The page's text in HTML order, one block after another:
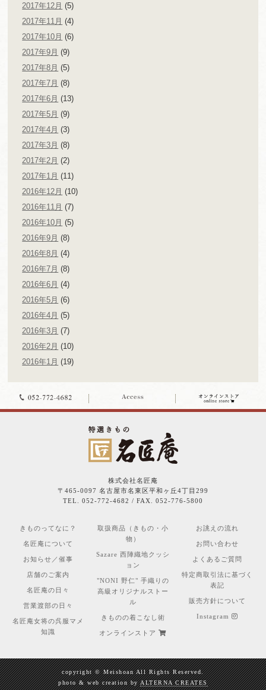
2017年12月 (5)
2017年11月 (4)
2017年10月 (6)
2017年9月 (9)
2017年8月 (5)
2017年7月 (8)
2017年6月 (13)
2017年5月 (9)
2017年4月 (3)
2017年3月 (8)
2017年2月 (2)
2017年1月 (11)
2016年12月 (10)
2016年11月 (7)
2016年10月 (5)
2016年9月 (8)
2016年8月 (4)
2016年7月 (8)
2016年6月 (4)
2016年5月 (6)
2016年4月 (5)
2016年3月 (7)
2016年2月 (10)
2016年1月 (19)
株式会社名匠庵
〒465-0097 名古屋市名東区平和ヶ丘4丁目299
TEL. 052-772-4682 / FAX. 052-776-5800
きものってなに？
名匠庵について
お知らせ／催事
店舗のご案内
名匠庵の日々
営業渡部の日々
名匠庵女将の呉服マメ
知識
取扱商品（きもの・小
物）
Sazare 西陣織地クッシ
ョン
"NONI 野仁" 手織りの
高級オリジナルストー
ル
きものの着こなし術
オンラインストア
お誂えの流れ
お問い合わせ
よくあるご質問
特定商取引法に基づく
表記
販売方針について
Instagram
copyright © Meishoan All Rights Reserved.
photo & web creation byALTERNA CREATES